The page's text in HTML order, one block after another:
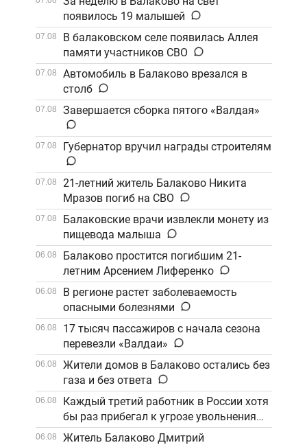
появилось 19 малышей
07.08
В балаковском селе появилась Аллея
памяти участников СВО
07.08
Автомобиль в Балаково врезался в
столб
07.08 Завершается сборка пятого «Валдая»
07.08 Губернатор вручил награды строителям
07.08
21-летний житель Балаково Никита
Мразов погиб на СВО
07.08
Балаковские врачи извлекли монету из
пищевода малыша
06.08
Балаково простится погибшим 21-
летним Арсением Лиференко
06.08
В регионе растет заболеваемость
опасными болезнями
06.08
17 тысяч пассажиров с начала сезона
перевезли «Валдаи»
06.08
Жители домов в Балаково остались без
газа и без ответа
06.08
Каждый третий работник в России хотя
бы раз прибегал к угрозе увольнения
06.08
Житель Балаково Дмитрий